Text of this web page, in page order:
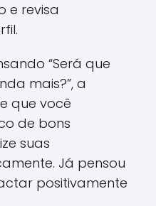
e revisa
“Será que
mais?”, a
que você
de bons
suas
Já pensou
positivamente